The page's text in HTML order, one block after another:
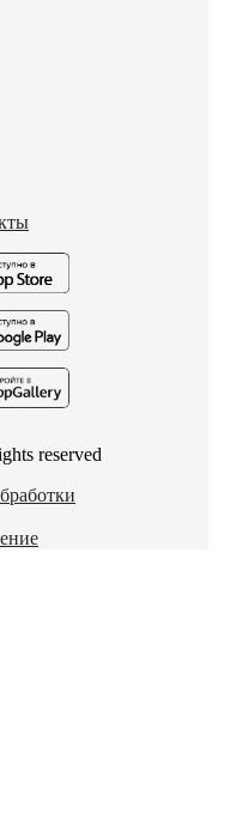
reserved